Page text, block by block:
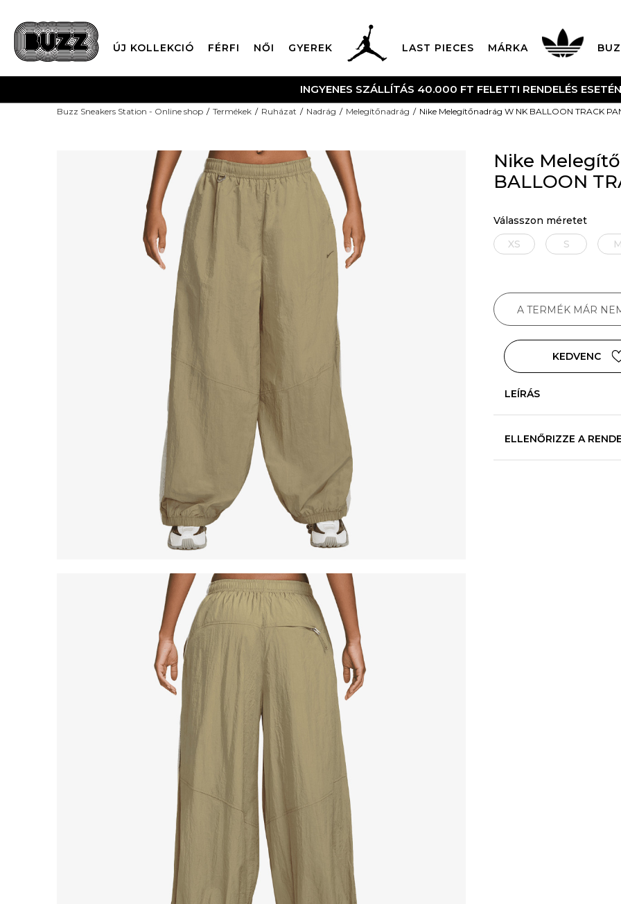
ÚJ KOLLEKCIÓ FÉRFI NŐI GYEREK LAST PIECES MÁRKA
INGYENES SZÁLLÍTÁS 40.000 FT FELETTI RENDELÉS ESETÉN
Buzz Sneakers Station - Online shop Termékek Ruházat Nadrág Melegítőnadrág Nike Melegítőnadrág W NK BALLOON TRACK
Nike
BALLOON
Válasszon méretet
XS
S
A TERMÉK MÁR
KEDVENC
LEÍRÁS
ELLENŐRIZZE A